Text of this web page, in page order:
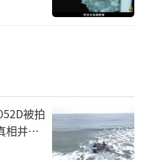
被拍
相并非